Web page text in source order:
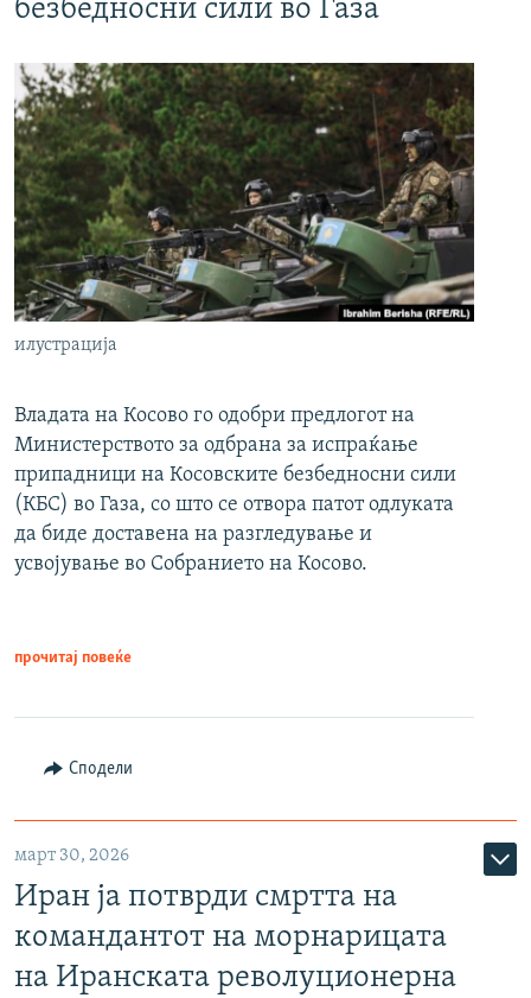
безбедносни сили во Газа
илустрација
Владата на Косово го одобри предлогот на
Министерството за одбрана за испраќање
припадници на Косовските безбедносни сили
(КБС) во Газа, со што се отвора патот одлуката
да биде доставена на разгледување и
усвојување во Собранието на Косово.
прочитај повеќе
Сподели
март 30, 2026
Иран ја потврди смртта на
командантот на морнарицата
на Иранската револуционерна